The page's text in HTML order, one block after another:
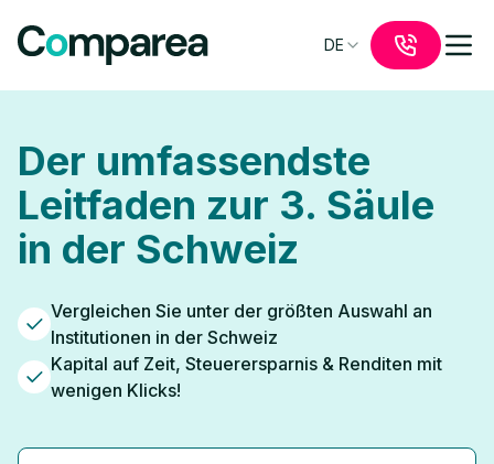
DE
Der umfassendste
Leitfaden zur 3. Säule
in der Schweiz
Vergleichen Sie unter der größten Auswahl an
Institutionen in der Schweiz
Kapital auf Zeit, Steuerersparnis & Renditen mit
wenigen Klicks!